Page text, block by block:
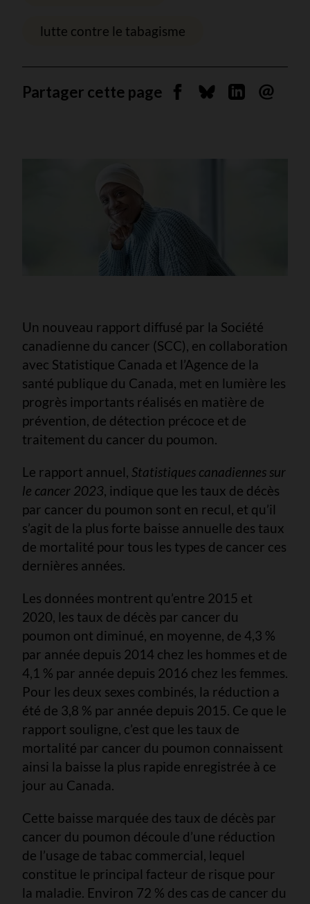
lutte contre le tabagisme
Partager cette page Partager sur Facebook
Partager sur
Partager sur
Un nouveau rapport diffusé par la Société
canadienne du cancer (SCC), en collaboration
avec Statistique Canada et l’Agence de la
santé publique du Canada, met en lumière les
progrès importants réalisés en matière de
prévention, de détection précoce et de
traitement du cancer du poumon.
Le rapport annuel, Statistiques canadiennes sur
le cancer 2023, indique que les taux de décès
par cancer du poumon sont en recul, et qu’il
s’agit de la plus forte baisse annuelle des taux
de mortalité pour tous les types de cancer ces
dernières années.
Les données montrent qu’entre 2015 et
2020, les taux de décès par cancer du
poumon ont diminué, en moyenne, de 4,3 %
par année depuis 2014 chez les hommes et de
4,1 % par année depuis 2016 chez les femmes.
Pour les deux sexes combinés, la réduction a
été de 3,8 % par année depuis 2015. Ce que le
rapport souligne, c’est que les taux de
mortalité par cancer du poumon connaissent
ainsi la baisse la plus rapide enregistrée à ce
jour au Canada.
Cette baisse marquée des taux de décès par
cancer du poumon découle d’une réduction
de l’usage de tabac commercial, lequel
constitue le principal facteur de risque pour
la maladie. Environ 72 % des cas de cancer du